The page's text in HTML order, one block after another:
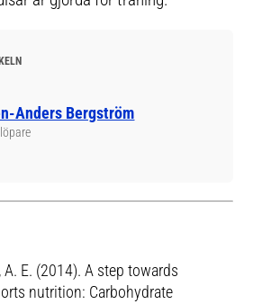
Anders Bergström
A. E. (2014).A step towards
nutrition: Carbohydrate